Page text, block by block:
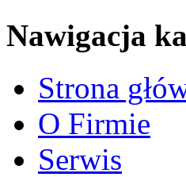
Nawigacja
Strona
O Firmie
Serwis